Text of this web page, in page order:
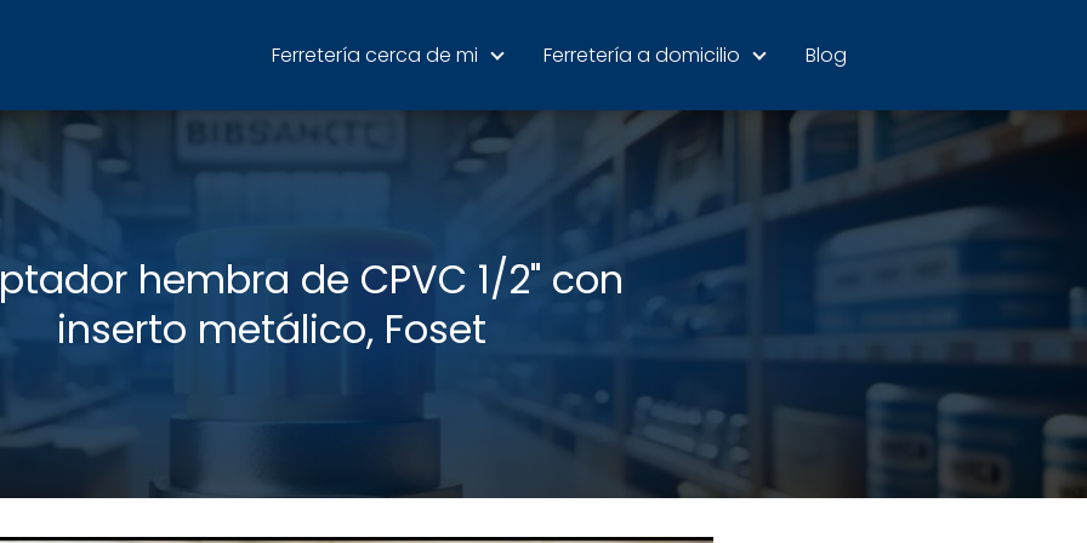
Ferretería cerca de mi Ferretería a domicilio Blog
hembra de CPVC 1/2" con
inserto metálico, Foset